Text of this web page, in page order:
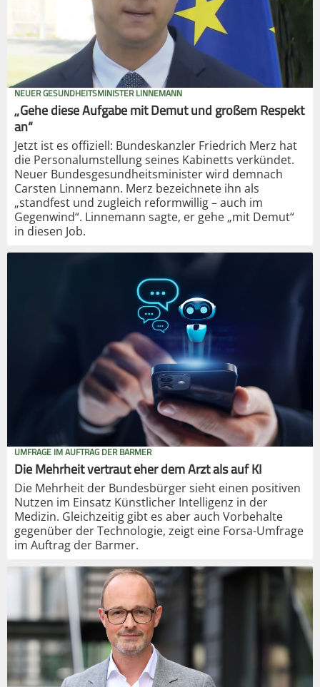
NEUER GESUNDHEITSMINISTER LINNEMANN
„Gehe diese Aufgabe mit Demut und großem Respekt
an“
Jetzt ist es offiziell: Bundeskanzler Friedrich Merz hat
die Personalumstellung seines Kabinetts verkündet.
Neuer Bundesgesundheitsminister wird demnach
Carsten Linnemann. Merz bezeichnete ihn als
„standfest und zugleich reformwillig – auch im
Gegenwind“. Linnemann sagte, er gehe „mit Demut“
in diesen Job.
UMFRAGE IM AUFTRAG DER BARMER
Die Mehrheit vertraut eher dem Arzt als auf KI
Die Mehrheit der Bundesbürger sieht einen positiven
Nutzen im Einsatz Künstlicher Intelligenz in der
Medizin. Gleichzeitig gibt es aber auch Vorbehalte
gegenüber der Technologie, zeigt eine Forsa-Umfrage
im Auftrag der Barmer.